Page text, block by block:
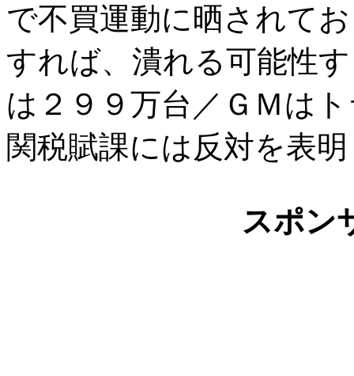
で不買運動に晒されて
すれば、潰れる可能性
は２９９万台／ＧＭは
関税賦課には反対を表
スポン